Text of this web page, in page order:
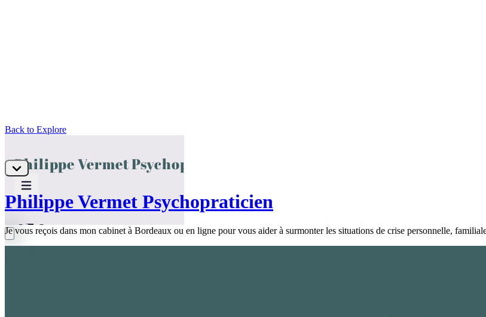
Back to Explore
Philippe Vermet Psychopraticien
Je vous reçois dans mon cabinet à Bordeaux ou en ligne pour vous aider à surmonter les situations de crise personnelle,